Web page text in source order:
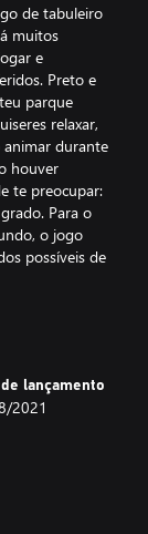
de tabuleiro
muitos
e
Preto e
parque
relaxar,
animar durante
houver
te preocupar:
Para o
o jogo
possíveis de
de lançamento
2021